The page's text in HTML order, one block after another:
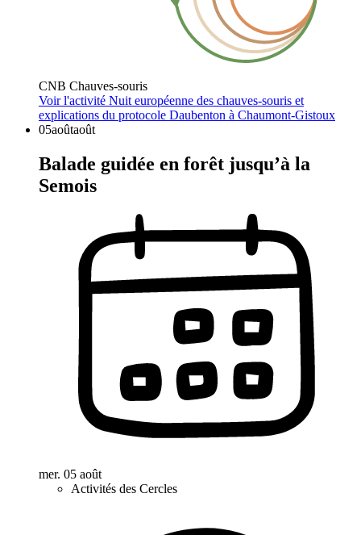
CNB Chauves-souris
Voir l'activité Nuit européenne des chauves-souris et
explications du protocole Daubenton à Chaumont-Gistoux
05aoûtaoût
Balade guidée en forêt jusqu’à la
Semois
mer. 05 août
Activités des Cercles